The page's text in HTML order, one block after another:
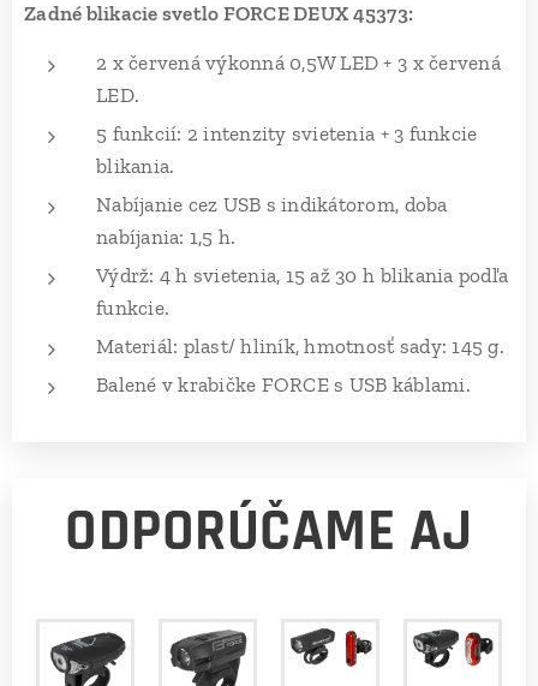
Zadné blikacie svetlo FORCE DEUX 45373:
2 x červená výkonná 0,5W LED + 3 x červená
LED.
5 funkcií: 2 intenzity svietenia + 3 funkcie
blikania.
Nabíjanie cez USB s indikátorom, doba
nabíjania: 1,5 h.
Výdrž: 4 h svietenia, 15 až 30 h blikania podľa
funkcie.
Materiál: plast/ hliník, hmotnosť sady: 145 g.
Balené v krabičke FORCE s USB káblami.
ODPORÚČAME AJ